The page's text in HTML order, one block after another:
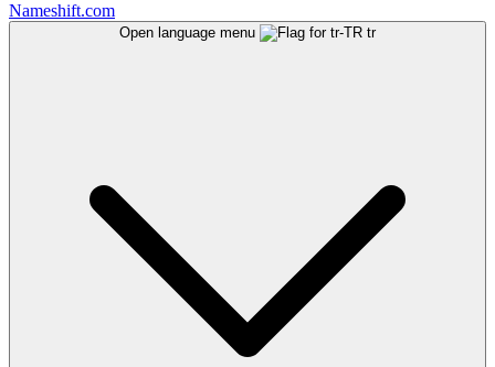
Nameshift.com
Open language menu tr